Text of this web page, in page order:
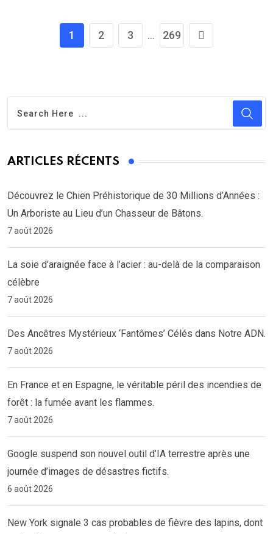
1 2 3 ... 269
ARTICLES RÉCENTS
Découvrez le Chien Préhistorique de 30 Millions d’Années :
Un Arboriste au Lieu d’un Chasseur de Bâtons.
7 août 2026
La soie d’araignée face à l’acier : au-delà de la comparaison
célèbre
7 août 2026
Des Ancêtres Mystérieux ‘Fantômes’ Célés dans Notre ADN.
7 août 2026
En France et en Espagne, le véritable péril des incendies de
forêt : la fumée avant les flammes.
7 août 2026
Google suspend son nouvel outil d’IA terrestre après une
journée d’images de désastres fictifs.
6 août 2026
New York signale 3 cas probables de fièvre des lapins, dont